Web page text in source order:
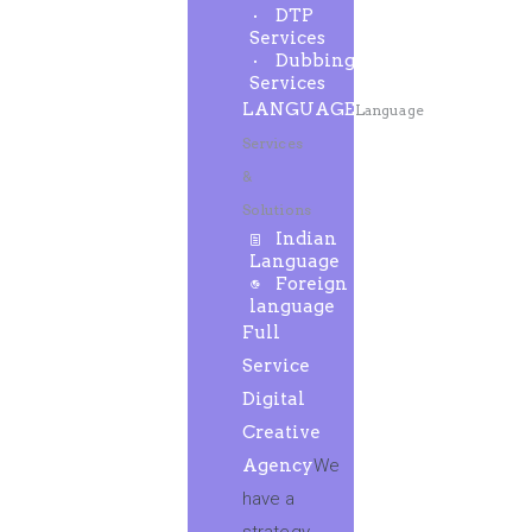
DTP
Services
Dubbing
Services
LANGUAGELanguage
Services
&
Solutions
Indian
Language
Foreign
language
Full
Service
Digital
Creative
AgencyWe
have a